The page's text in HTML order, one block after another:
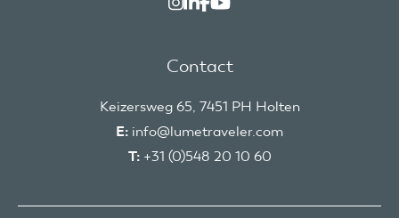
Contact
Keizersweg 65, 7451 PH Holten
E: info@lumetraveler.com
T: +31 (0)548 20 10 60